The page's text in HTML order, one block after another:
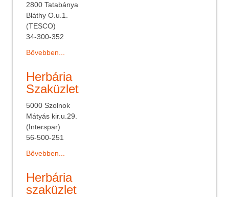
2800 Tatabánya
Bláthy O.u.1.
(TESCO)
34-300-352
Bővebben...
Herbária
Szaküzlet
5000 Szolnok
Mátyás kir.u.29.
(Interspar)
56-500-251
Bővebben...
Herbária
szaküzlet